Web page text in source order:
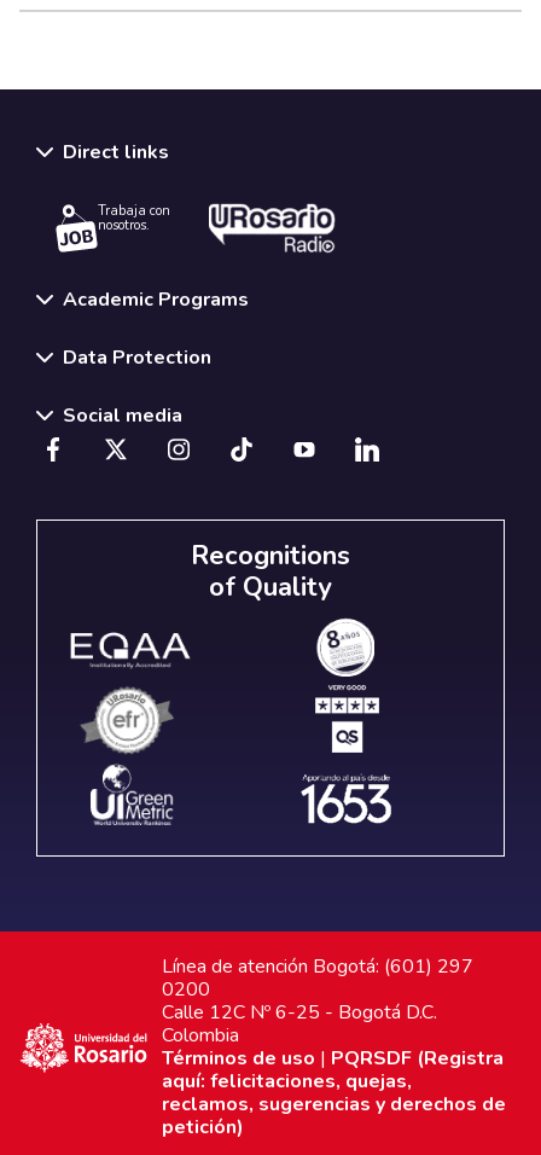
Direct links
Trabaja con
nosotros.
Academic Programs
Data Protection
Social media
Recognitions
of Quality
Línea de atención Bogotá: (601) 297
0200
Calle 12C Nº 6-25 - Bogotá D.C.
Colombia
Términos de uso | PQRSDF (Registra
aquí: felicitaciones, quejas,
reclamos, sugerencias y derechos de
petición)